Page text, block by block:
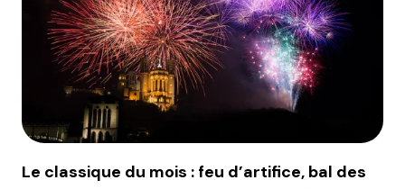
Le classique du mois : feu d’artifice, bal des